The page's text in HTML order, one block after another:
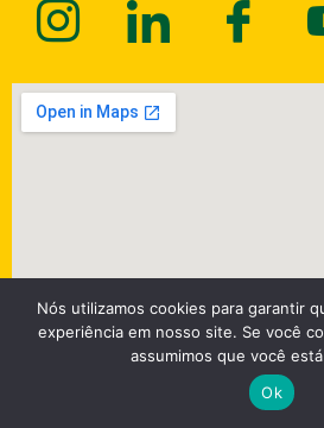
Nós utilizamos cookies para garantir
experiência em nosso site. Se você
assumimos que você
Ok